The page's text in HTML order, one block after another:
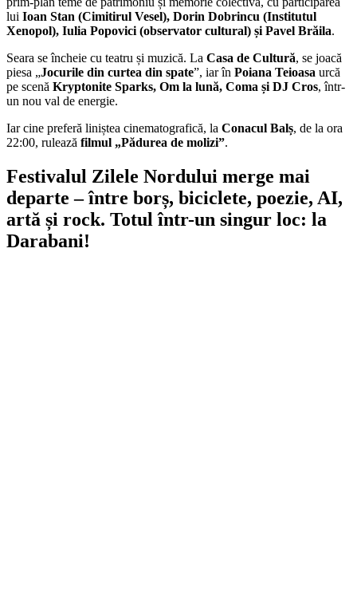
lui Ioan Stan (Cimitirul Vesel), Dorin Dobrincu (Institutul
Xenopol), Iulia Popovici (observator cultural) și Pavel Brăila.
Seara se încheie cu teatru și muzică. La Casa de Cultură, se joacă
piesa „Jocurile din curtea din spate”, iar în Poiana Teioasa urcă
pe scenă Kryptonite Sparks, Om la lună, Coma și DJ Cros, într-
un nou val de energie.
Iar cine preferă liniștea cinematografică, la Conacul Balș, de la ora
22:00, rulează filmul „Pădurea de molizi”.
Festivalul Zilele Nordului merge mai
departe – între borș, biciclete, poezie, AI,
artă și rock. Totul într-un singur loc: la
Darabani!